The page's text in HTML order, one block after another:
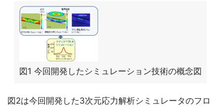
図1 今回開発したシミュレーション技術の概念図
図2は今回開発した3次元応力解析シミュレータのフロ